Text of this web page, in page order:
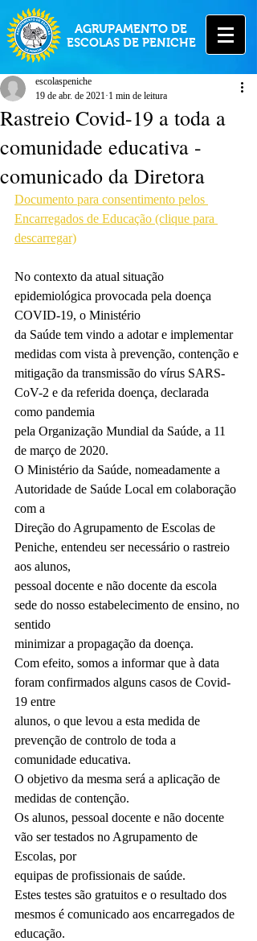
AGRUPAMENTO DE
ESCOLAS DE PENICHE
Rastreio Covid-19 a toda a
comunidade educativa -
comunicado da Diretora
escolaspeniche
19 de abr. de 2021 1 min de leitura
Documento para consentimento pelos
Encarregados de Educação (clique para
descarregar)
No contexto da atual situação
epidemiológica provocada pela doença
COVID-19, o Ministério
da Saúde tem vindo a adotar e implementar
medidas com vista à prevenção, contenção e
mitigação da transmissão do vírus SARS-
CoV-2 e da referida doença, declarada
como pandemia
pela Organização Mundial da Saúde, a 11
de março de 2020.
O Ministério da Saúde, nomeadamente a
Autoridade de Saúde Local em colaboração
com a
Direção do Agrupamento de Escolas de
Peniche, entendeu ser necessário o rastreio
aos alunos,
pessoal docente e não docente da escola
sede do nosso estabelecimento de ensino, no
sentido
minimizar a propagação da doença.
Com efeito, somos a informar que à data
foram confirmados alguns casos de Covid-
19 entre
alunos, o que levou a esta medida de
prevenção de controlo de toda a
comunidade educativa.
O objetivo da mesma será a aplicação de
medidas de contenção.
Os alunos, pessoal docente e não docente
vão ser testados no Agrupamento de
Escolas, por
equipas de profissionais de saúde.
Estes testes são gratuitos e o resultado dos
mesmos é comunicado aos encarregados de
educação.